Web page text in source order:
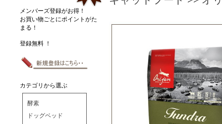
メンバーズ登録がお得！
お買い物ごとにポイントがた
まる！
登録無料 ！
カテゴリから選ぶ
酵素
ドッグベッド